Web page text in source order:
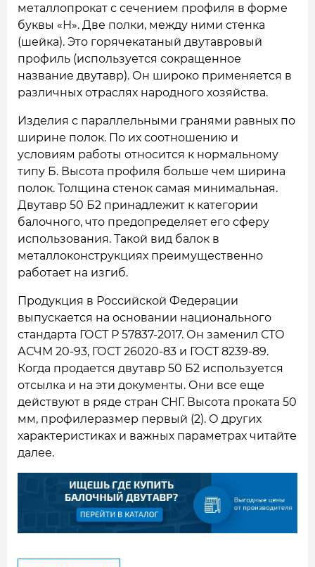
КОНТАКТЫ
металлопрокат с сечением профиля в форме
буквы «Н». Две полки, между ними стенка
(шейка). Это горячекатаный двутавровый
профиль (используется сокращенное
название двутавр). Он широко применяется в
различных отраслях народного хозяйства.
Изделия с параллельными гранями равных по
ширине полок. По их соотношению и
условиям работы относится к нормальному
типу Б. Высота профиля больше чем ширина
полок. Толщина стенок самая минимальная.
Двутавр 50 Б2 принадлежит к категории
балочного, что предопределяет его сферу
использования. Такой вид балок в
металлоконструкциях преимущественно
работает на изгиб.
Продукция в Российской Федерации
выпускается на основании национального
стандарта ГОСТ Р 57837-2017. Он заменил СТО
АСЧМ 20-93, ГОСТ 26020-83 и ГОСТ 8239-89.
Когда продается двутавр 50 Б2 используется
отсылка и на эти документы. Они все еще
действуют в ряде стран СНГ. Высота проката 50
мм, профилеразмер первый (2). О других
характеристиках и важных параметрах читайте
далее.